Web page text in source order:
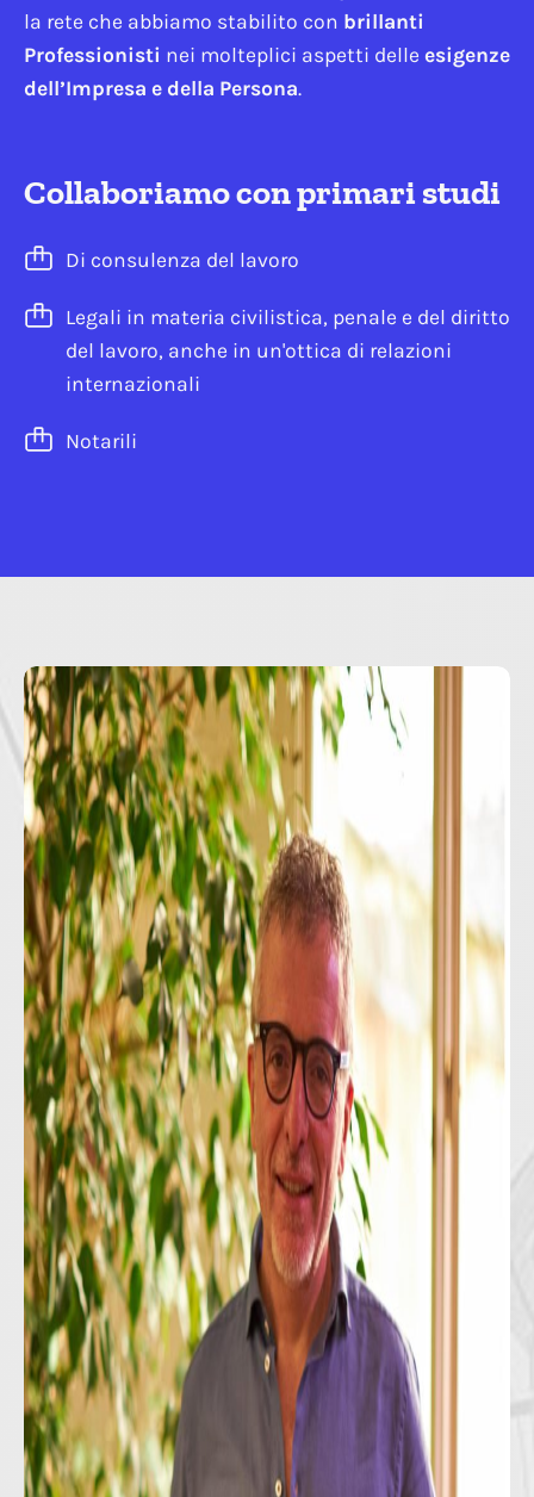
la rete che abbiamo stabilito con brillanti
Professionisti nei molteplici aspetti delle esigenze
dell’Impresa e della Persona.
Collaboriamo con primari studi
Di consulenza del lavoro
Legali in materia civilistica, penale e del diritto
del lavoro, anche in un'ottica di relazioni
internazionali
Notarili